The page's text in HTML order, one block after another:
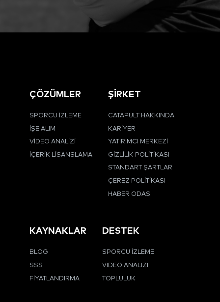
ÇÖZÜMLER
SPORCU İZLEME
İŞE ALIM
VIDEO ANALIZI
İÇERIK LISANSLAMA
ŞİRKET
CATAPULT HAKKINDA
KARIYER
YATIRIMCI MERKEZI
GIZLILIK POLITIKASI
STANDART ŞARTLAR
ÇEREZ POLITIKASI
HABER ODASI
KAYNAKLAR
BLOG
SSS
FIYATLANDIRMA
DESTEK
SPORCU İZLEME
VIDEO ANALIZI
TOPLULUK